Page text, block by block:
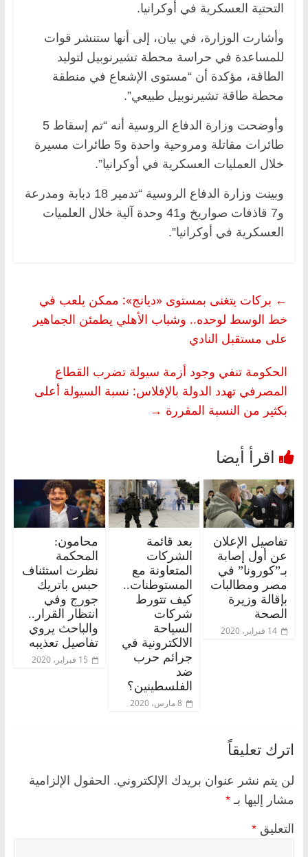
التحتية العسكرية في أوكرانيا.
وأشارت الوزارة، في بيان، إلى أنها ستنشر قوات
للمساعدة في حراسة محطة تشيرنوبيل لتوليد
الطاقة، مؤكدة أن “مستوى الإشعاع في منطقة
محطة طاقة تشيرنوبيل طبيعي”.
وأوضحت وزارة الدفاع الروسية أنه “تم إسقاط 5
طائرات مقاتلة ومروحية واحدة و5 طائرات مسيرة
خلال العمليات العسكرية في أوكرانيا”.
وبينت وزارة الدفاع الروسية “تدمير 18 دبابة ومدرعة
و7 قاذفات صواريخ و41 وحدة آلية خلال العلميات
العسكرية في أوكرانيا”.
← بركات يتغنى بمستوى «ديانج»: ممكن يلعب في
خط الوسط لوحده.. وشباب الأهلي يطمئن الجماهير
على مستقبل النادي
الحكومة تنفي وجود أزمة سيولة تضرب القطاع
المصرفي تهدد الدولة بالإفلاس: نسبة السيولة أعلى
بكثير من النسبة المقررة →
تفاصيل الإعلان
عن أول إصابة
بـ”كورونا” في
مصر ومطالبات
بإقالة وزيرة
الصحة
14 فبراير، 2020
بعد قائمة
الشركات
المتعاونة مع
المستوطنات..
كيف تتورط
شركات
السياحة
الالكترونية في
جرائم حرب
ضد
الفلسطينين؟
8 مارس، 2020
محامون:
المحكمة
نظرت استئناف
حبس باتريك
جورج وفي
انتظار القرار..
والباحث يروي
تفاصيل تعذيبه
15 فبراير، 2020
اترك تعليقاً
لن يتم نشر عنوان بريدك الإلكتروني. الحقول الإلزامية
مشار إليها بـ *
التعليق *